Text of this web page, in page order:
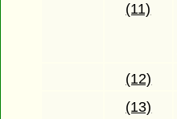
(11)
(12)
(13)